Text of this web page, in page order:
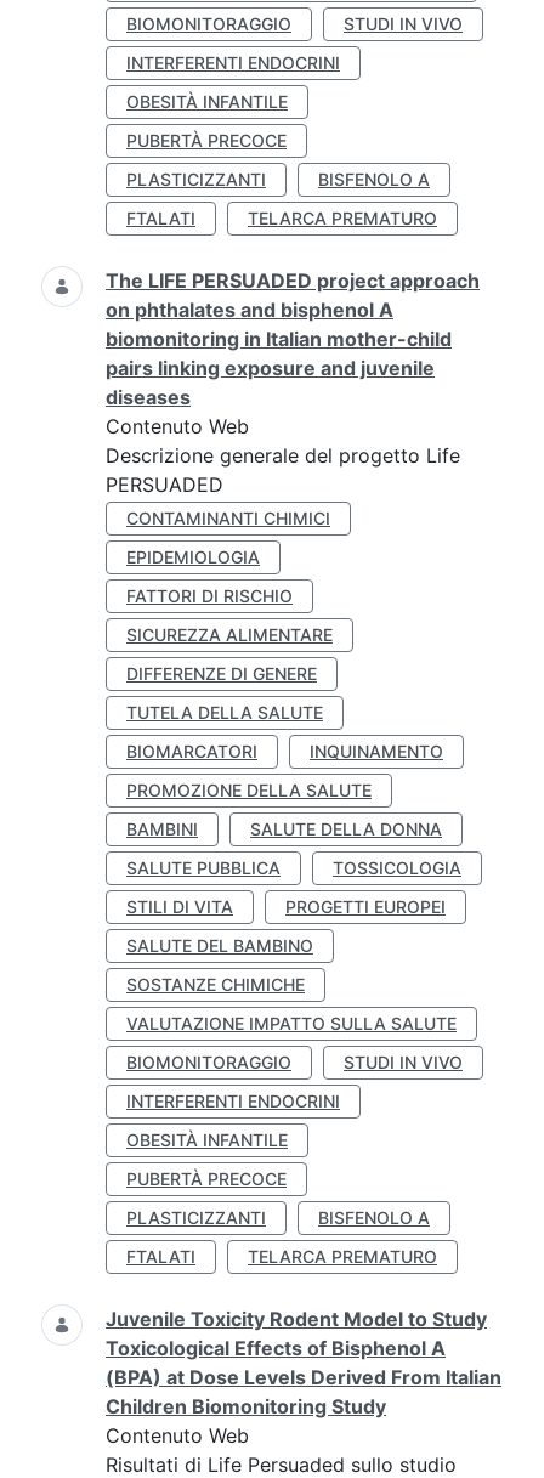
BIOMONITORAGGIO
STUDI IN VIVO
INTERFERENTI ENDOCRINI
OBESITÀ INFANTILE
PUBERTÀ PRECOCE
PLASTICIZZANTI
BISFENOLO A
FTALATI
TELARCA PREMATURO
The LIFE PERSUADED project approach
on phthalates and bisphenol A
biomonitoring in Italian mother-child
pairs linking exposure and juvenile
diseases
Contenuto Web
Descrizione generale del progetto Life
PERSUADED
CONTAMINANTI CHIMICI
EPIDEMIOLOGIA
FATTORI DI RISCHIO
SICUREZZA ALIMENTARE
DIFFERENZE DI GENERE
TUTELA DELLA SALUTE
BIOMARCATORI
INQUINAMENTO
PROMOZIONE DELLA SALUTE
BAMBINI
SALUTE DELLA DONNA
SALUTE PUBBLICA
TOSSICOLOGIA
STILI DI VITA
PROGETTI EUROPEI
SALUTE DEL BAMBINO
SOSTANZE CHIMICHE
VALUTAZIONE IMPATTO SULLA SALUTE
BIOMONITORAGGIO
STUDI IN VIVO
INTERFERENTI ENDOCRINI
OBESITÀ INFANTILE
PUBERTÀ PRECOCE
PLASTICIZZANTI
BISFENOLO A
FTALATI
TELARCA PREMATURO
Juvenile Toxicity Rodent Model to Study
Toxicological Effects of Bisphenol A
(BPA) at Dose Levels Derived From Italian
Children Biomonitoring Study
Contenuto Web
Risultati di Life Persuaded sullo studio